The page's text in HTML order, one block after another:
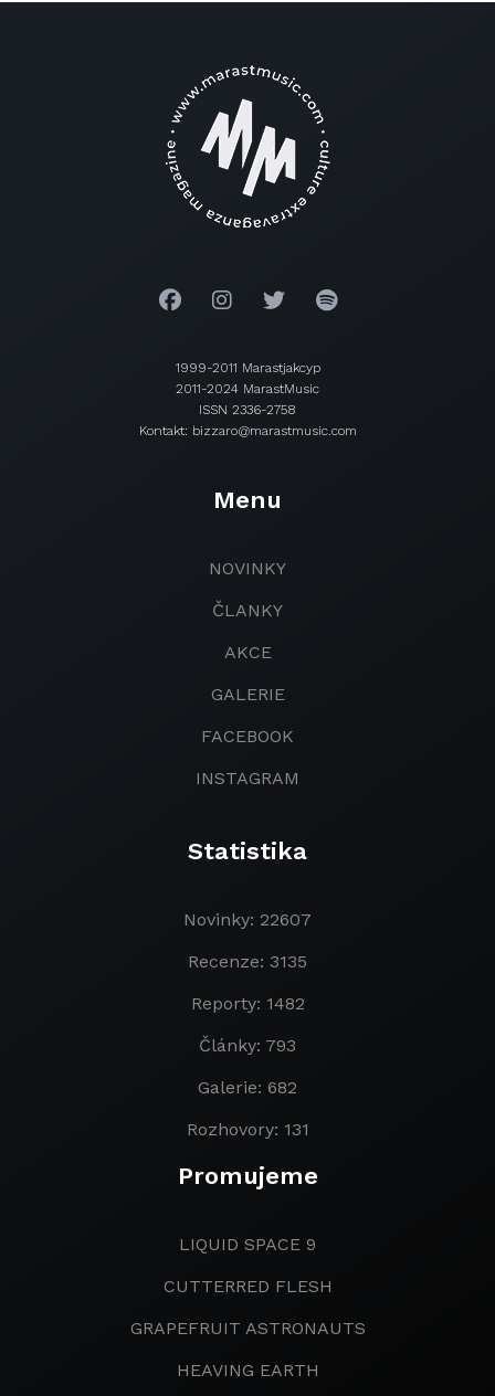
1999-2011 Marastjakcyp
2011-2024 MarastMusic
ISSN 2336-2758
Kontakt: bizzaro@marastmusic.com
Menu
NOVINKY
ČLANKY
AKCE
GALERIE
FACEBOOK
INSTAGRAM
Statistika
Novinky: 22607
Recenze: 3135
Reporty: 1482
Články: 793
Galerie: 682
Rozhovory: 131
Promujeme
LIQUID SPACE 9
CUTTERRED FLESH
GRAPEFRUIT ASTRONAUTS
HEAVING EARTH